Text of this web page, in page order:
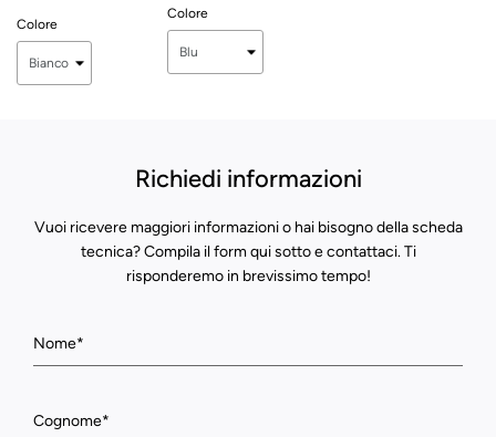
Colore
Colore
Richiedi informazioni
Vuoi ricevere maggiori informazioni o hai bisogno della scheda
tecnica? Compila il form qui sotto e contattaci. Ti
risponderemo in brevissimo tempo!